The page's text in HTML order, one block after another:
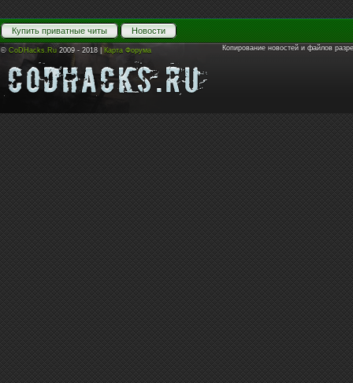
Купить приватные читы Новости
© CoDHacks.Ru 2009 - 2018 | Карта Форума Копирование новостей и файлов